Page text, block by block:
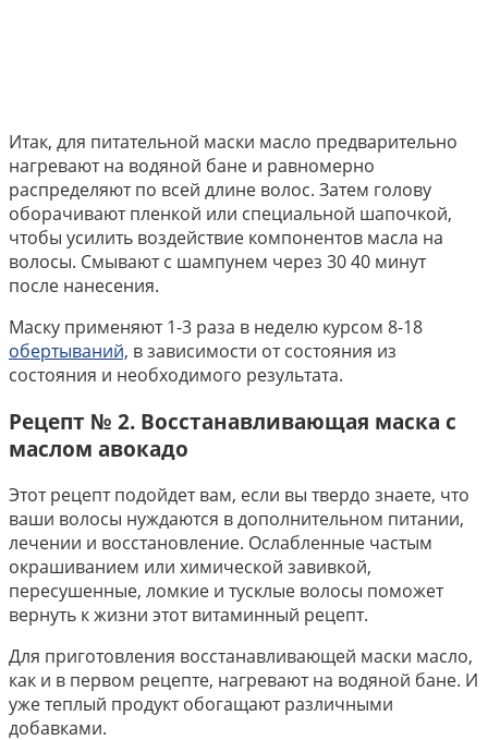
Итак, для питательной маски масло предварительно
нагревают на водяной бане и равномерно
распределяют по всей длине волос. Затем голову
оборачивают пленкой или специальной шапочкой,
чтобы усилить воздействие компонентов масла на
волосы. Смывают с шампунем через 30 40 минут
после нанесения.
Маску применяют 1-3 раза в неделю курсом 8-18
обертываний, в зависимости от состояния из
состояния и необходимого результата.
Рецепт № 2. Восстанавливающая маска с
маслом авокадо
Этот рецепт подойдет вам, если вы твердо знаете, что
ваши волосы нуждаются в дополнительном питании,
лечении и восстановление. Ослабленные частым
окрашиванием или химической завивкой,
пересушенные, ломкие и тусклые волосы поможет
вернуть к жизни этот витаминный рецепт.
Для приготовления восстанавливающей маски масло,
как и в первом рецепте, нагревают на водяной бане. И
уже теплый продукт обогащают различными
добавками.